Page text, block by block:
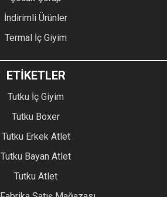
İndirimli Ürünler
Termal İç Giyim
ETİKETLER
Tutku İç Giyim
Tutku Boxer
Tutku Erkek Atlet
Tutku Bayan Atlet
Tutku Atlet